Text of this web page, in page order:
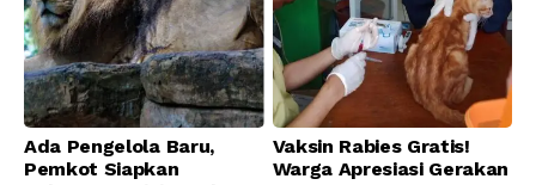
Ada Pengelola Baru,
Pemkot Siapkan
Vaksin Rabies Gratis!
Warga Apresiasi Gerakan